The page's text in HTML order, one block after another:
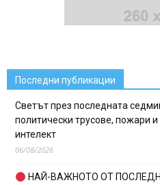
Последни публикации
Светът през последната
политически трусове, пожари
интелект
06/08/2026
НАЙ-ВАЖНОТО ОТ